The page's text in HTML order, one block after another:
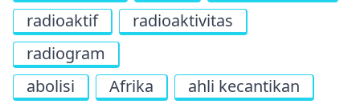
radioaktif
radioaktivitas
radiogram
abolisi
Afrika
ahli kecantikan